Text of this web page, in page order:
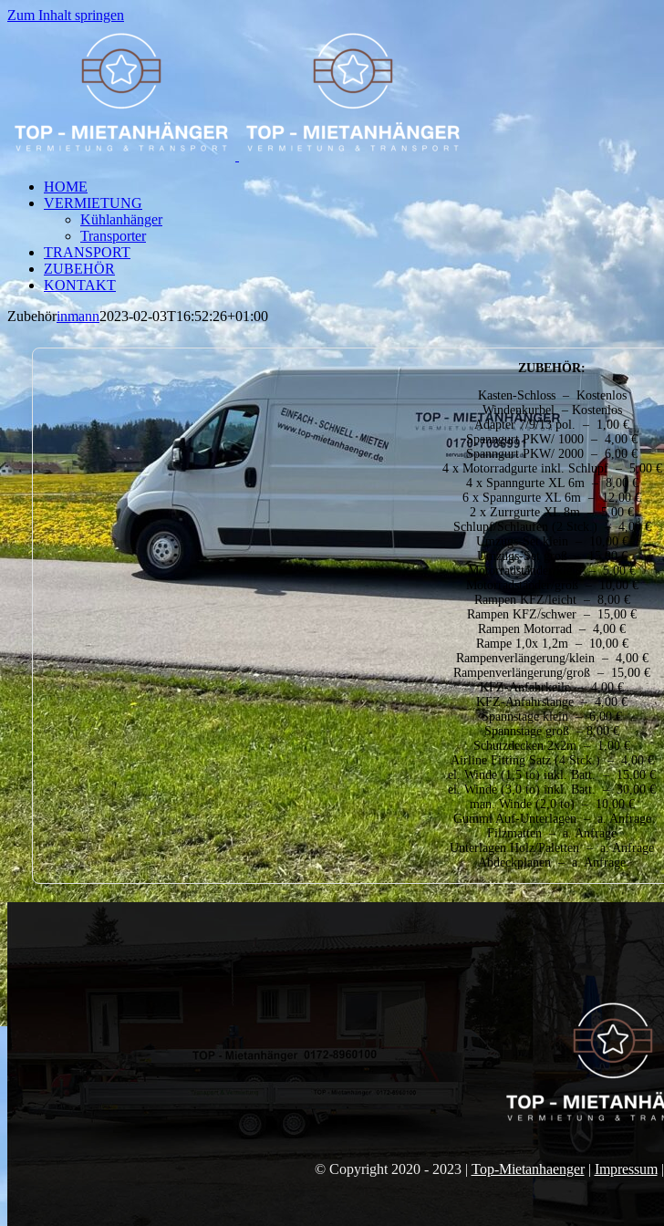
Zum Inhalt springen
HOME
VERMIETUNG
Kühlanhänger
Transporter
TRANSPORT
ZUBEHÖR
KONTAKT
Zubehörinmann2023-02-03T16:52:26+01:00
ZUBEHÖR:
Kasten-Schloss – Kostenlos
Windenkurbel – Kostenlos
Adapter 7/9/13 pol. – 1,00 €
Spanngurt PKW/ 1000 – 4,00 €
Spanngurt PKW/ 2000 – 6,00 €
4 x Motorradgurte inkl. Schlupf – 5,00 €
4 x Spanngurte XL 6m – 8,00 €
6 x Spanngurte XL 6m – 12,00 €
2 x Zurrgurte XL 8m – 5,00 €
Schlupf/Schlaufen (2 Stck.) – 4,00 €
Umzugs-Set klein – 10,00 €
Umzugs-Set groß – 15,00 €
Motorradständer/klein – 5,00 €
Motorradständer/groß – 10,00 €
Rampen KFZ/leicht – 8,00 €
Rampen KFZ/schwer – 15,00 €
Rampen Motorrad – 4,00 €
Rampe 1,0x 1,2m – 10,00 €
Rampenverlängerung/klein – 4,00 €
Rampenverlängerung/groß – 15,00 €
KFZ-Anfahrkeile – 4,00 €
KFZ-Anfahrstange – 4,00 €
Spannstage klein – 6,00 €
Spannstage groß – 8,00 €
Schutzdecken 2x2m – 1,00 €
Airline Fitting Satz (4 Stck.) – 4,00 €
el. Winde (1,5 to) inkl. Batt. – 15,00 €
el. Winde (3,0 to) inkl. Batt. – 30,00 €
man. Winde (2,0 to) – 10,00 €
Gummi Auf-Unterlagen – a. Anfrage
Filzmatten – a. Anfrage
Unterlagen Holz/Paletten – a. Anfrage
Abdeckplanen – a. Anfrage
© Copyright 2020 - 2023 | Top-Mietanhaenger| Impressum|